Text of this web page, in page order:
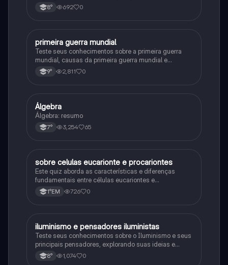
8° 692 0
História
primeira guerra mundial
Teste seus conhecimentos sobre a primeira guerra
mundial, causas da primeira guerra mundial e
consequências da Primeira Guerra Mundial, fases da
primeira guerra mundial
9° 2,811 0
Matematica
Álgebra
Álgebra: resumo
7° 3,254 65
Biologia
sobre celulas eucarionte e procariontes
Este quiz aborda as características e diferenças
fundamentais entre células eucariontes e
procariontes.
1°EM 726 0
História
iluminismo e pensadores iluministas
Teste seus conhecimentos sobre o Iluminismo e seus
principais pensadores, explorando suas ideias e
impacto histórico.
8° 1,074 0